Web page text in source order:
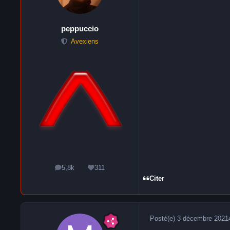
peppuccio
Avexiens
5,8k
messages311
Réputation
Citer
Posté(e) 3 décembre 2021